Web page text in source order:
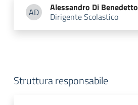
ADAlessandro Di Benedetto
Alessandro Di Benedetto
Dirigente Scolastico
Struttura responsabile